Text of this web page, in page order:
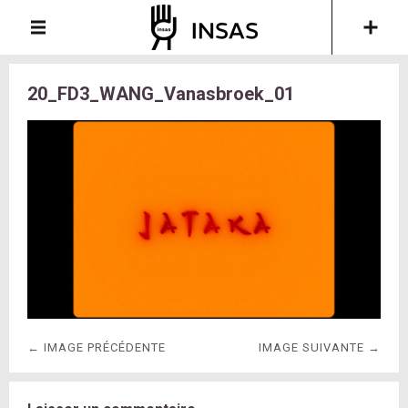
20_FD3_WANG_Vanasbroek_01
← IMAGE PRÉCÉDENTE IMAGE SUIVANTE →